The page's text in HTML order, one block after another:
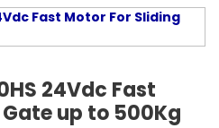
24Vdc Fast
up to 500Kg